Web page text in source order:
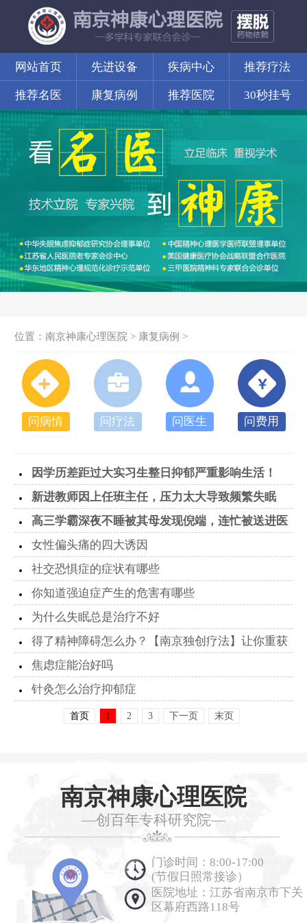
网站首页 先进设备 疾病中心 推荐疗法
推荐名医 康复病例 推荐医院 30秒挂号
位置： 南京神康心理医院 > 康复病例 >
问病情 问疗法 问医生 问费用
因学历差距过大实习生整日抑郁严重影响生活！
【认准】
新进教师因上任班主任，压力太大导致频繁失眠
高三学霸深夜不睡被其母发现倪端，连忙被送进医
院 女性偏头痛的四大诱因
社交恐惧症的症状有哪些
你知道强迫症产生的危害有哪些
为什么失眠总是治疗不好
得了精神障碍怎么办？【南京独创疗法】让你重获
新生焦虑症能治好吗
针灸怎么治疗抑郁症
首页 1 2 3 下一页 末页
南京神康心理医院
—创百年专科研究院—
门诊时间：8:00-17:00
(节假日照常接诊）
医院地址：江苏省南京市下关
区幕府西路118号